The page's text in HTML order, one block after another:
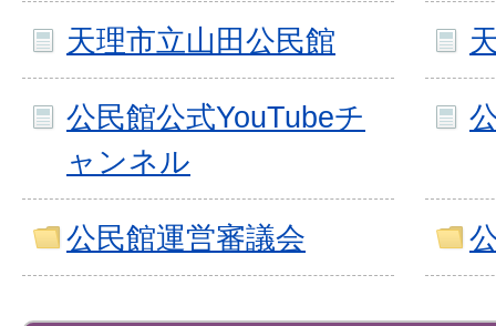
天理市立山田公民館
公民館公式YouTubeチ
ャンネル
公民館運営審議会